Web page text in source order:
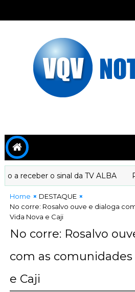
o sinal da TV ALBA
Home
DESTAQUE
No corre: Rosalvo ouve e dialoga
Vida Nova e Caji
No corre: Rosalvo
com as comunidades
e Caji